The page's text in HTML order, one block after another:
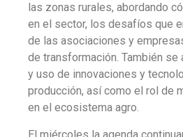
las zonas rurales, abordando
en el sector, los desafíos que
de las asociaciones y
de transformación. También se
y uso de innovaciones y
producción, así como el rol de
en el ecosistema agro.